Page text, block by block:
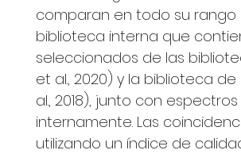
comparan en todo su
biblioteca interna que
seleccionados de las
et al., 2020) y la biblioteca
al., 2018), junto con
internamente. Las
utilizando un índice de